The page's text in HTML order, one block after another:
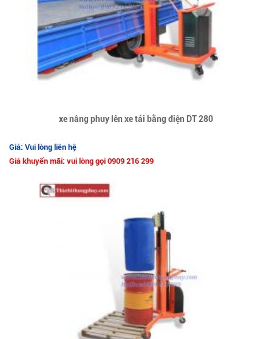
xe nâng phuy lên xe tải bằng điện DT 280
Giá: Vui lòng liên hệ
Giá khuyến mãi: vui lòng gọi 0909 216 299